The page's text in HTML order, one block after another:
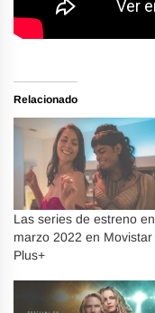
Relacionado
Las series de estreno en
marzo 2022 en Movistar
Plus+